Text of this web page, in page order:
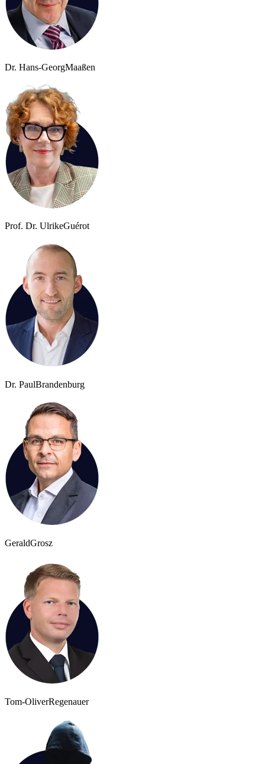
Dr. Hans-GeorgMaaßen
Prof. Dr. UlrikeGuérot
Dr. PaulBrandenburg
GeraldGrosz
Tom-OliverRegenauer